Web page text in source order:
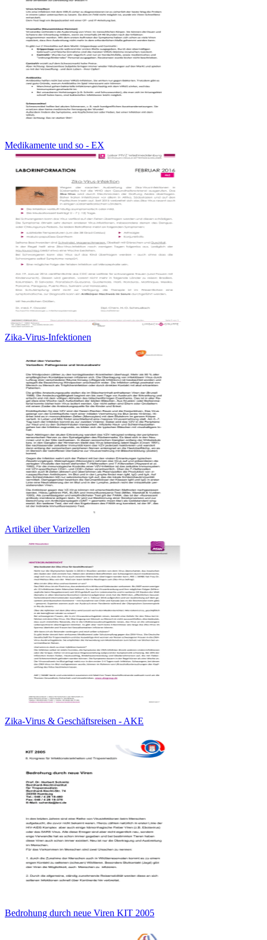
Medikamente und so - EX
Zika-Virus-Infektionen
Artikel über Varizellen
Zika-Virus & Geschäftsreisen - AKE
Bedrohung durch neue Viren KIT 2005